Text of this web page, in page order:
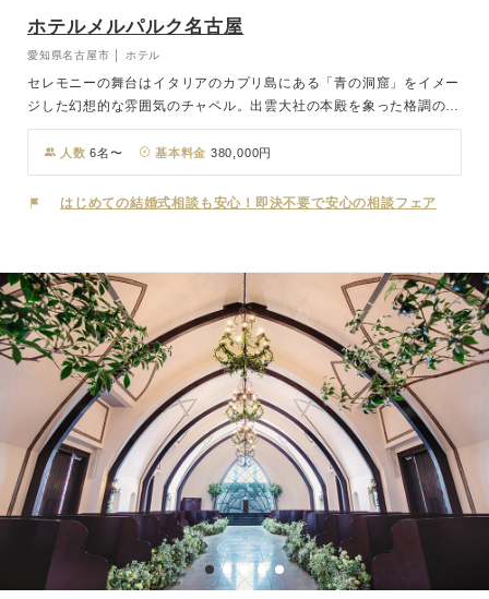
ホテルメルパルク名古屋
愛知県名古屋市 │ ホテル
セレモニーの舞台はイタリアのカプリ島にある「青の洞窟」をイメー
ジした幻想的な雰囲気のチャペル。出雲大社の本殿を象った格調の高
い総檜造りの厳粛な神殿。Fairy-Forest（妖精の森）をコンセプトに
した自然溢れる開放感いっぱいのガーデンチャペル、など伝統様式の
挙式からフレンドリーな挙式まで様々な形でおふたりの夢を叶えま
す。パーティーには収容人数6名～350名まで対応する小・中・大の
れぞれのスタッフが高い専門スキルと経験を活かし、おふたりとゲス
トが満ち足りた時間を過ごせるよう、ホテルならではの行き届いたお
もてなしをいたします。
人数 6名〜 基本料金 380,000円
はじめての結婚式相談も安心！即決不要で安心の相談フェア